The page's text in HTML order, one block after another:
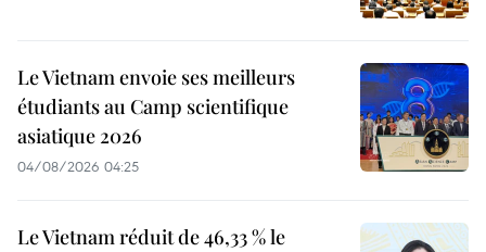
Le Vietnam envoie ses meilleurs
étudiants au Camp scientifique
asiatique 2026
04/08/2026 04:25
Le Vietnam réduit de 46,33 % le